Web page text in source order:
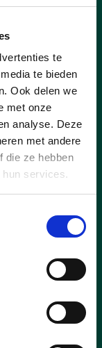
te
te bieden
Ook delen we
met onze
analyse. Deze
met andere
die ze hebben
services.
werd
𝐚𝐚𝐧𝐥𝐞𝐠